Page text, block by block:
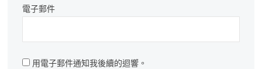
電子郵件
用電子郵件通知我後續的迴響。